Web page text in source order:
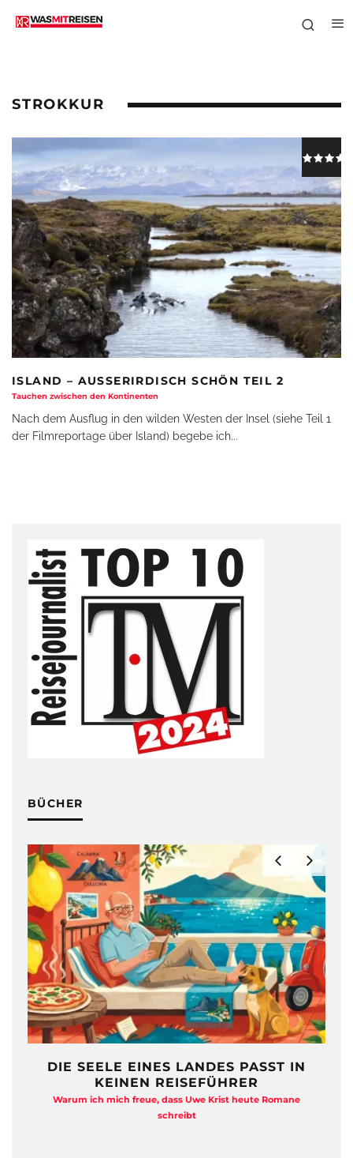
STROKKUR
ISLAND – AUSSERIRDISCH SCHÖN TEIL 2
Tauchen zwischen den Kontinenten
Nach dem Ausflug in den wilden Westen der Insel (siehe Teil 1
der Filmreportage über Island) begebe ich...
BÜCHER
DIE SEELE EINES LANDES PASST IN
KEINEN REISEFÜHRER
Warum ich mich freue, dass Uwe Krist heute Romane
schreibt